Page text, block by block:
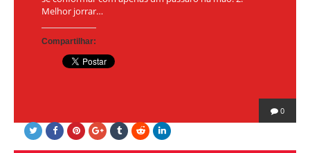
Melhor jorrar…
Compartilhar:
0